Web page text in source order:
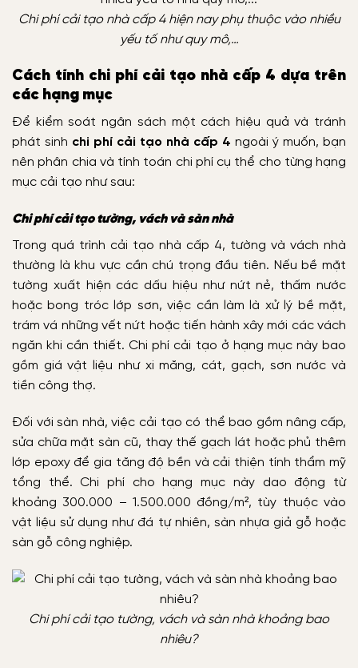
Chi phí cải tạo nhà cấp 4 hiện nay phụ thuộc vào nhiều
yếu tố như quy mô,…
Cách tính chi phí cải tạo nhà cấp 4 dựa trên
các hạng mục
Để kiểm soát ngân sách một cách hiệu quả và tránh
phát sinh chi phí cải tạo nhà cấp 4 ngoài ý muốn, bạn
nên phân chia và tính toán chi phí cụ thể cho từng hạng
mục cải tạo như sau:
Chi phí cải tạo tường, vách và sàn nhà
Trong quá trình cải tạo nhà cấp 4, tường và vách nhà
thường là khu vực cần chú trọng đầu tiên. Nếu bề mặt
tường xuất hiện các dấu hiệu như nứt nẻ, thấm nước
hoặc bong tróc lớp sơn, việc cần làm là xử lý bề mặt,
trám vá những vết nứt hoặc tiến hành xây mới các vách
ngăn khi cần thiết. Chi phí cải tạo ở hạng mục này bao
gồm giá vật liệu như xi măng, cát, gạch, sơn nước và
tiền công thợ.
Đối với sàn nhà, việc cải tạo có thể bao gồm nâng cấp,
sửa chữa mặt sàn cũ, thay thế gạch lát hoặc phủ thêm
lớp epoxy để gia tăng độ bền và cải thiện tính thẩm mỹ
tổng thể. Chi phí cho hạng mục này dao động từ
khoảng 300.000 – 1.500.000 đồng/m², tùy thuộc vào
vật liệu sử dụng như đá tự nhiên, sàn nhựa giả gỗ hoặc
sàn gỗ công nghiệp.
Chi phí cải tạo tường, vách và sàn nhà khoảng bao
nhiêu?